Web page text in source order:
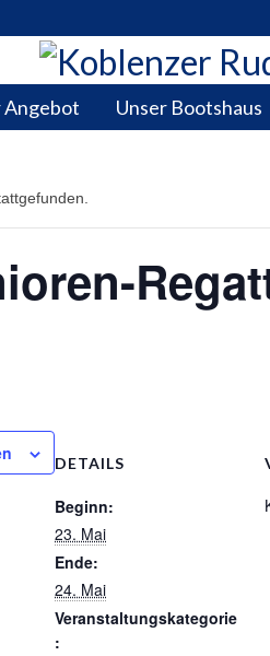
Angebot Unser Bootshaus
DETAILS
Beginn:
23. Mai
Ende:
24. Mai
Veranstaltungskategorie
: